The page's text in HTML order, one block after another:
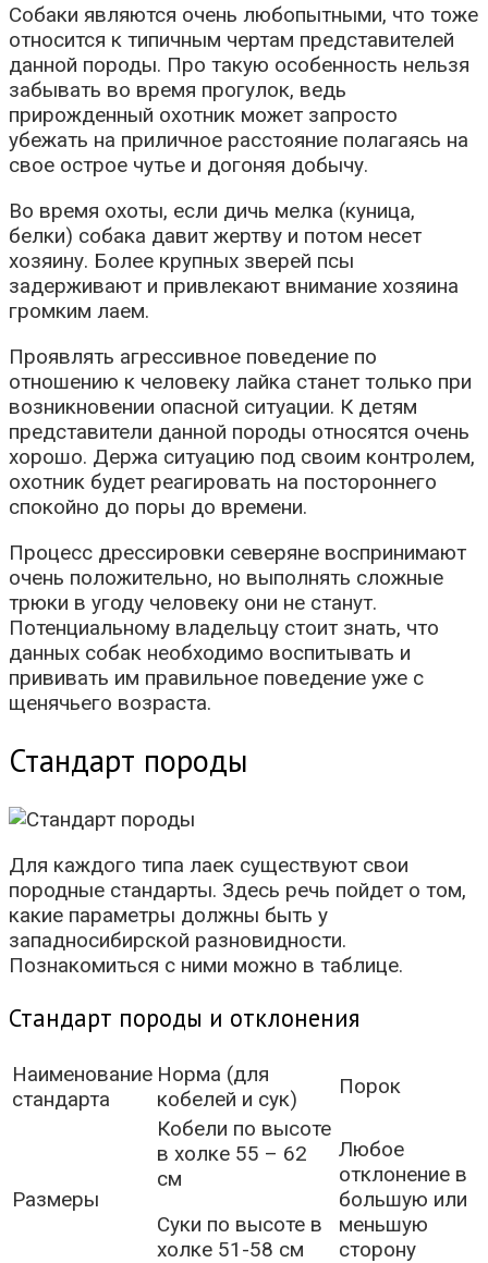
Собаки являются очень любопытными, что тоже
относится к типичным чертам представителей
данной породы. Про такую особенность нельзя
забывать во время прогулок, ведь
прирожденный охотник может запросто
убежать на приличное расстояние полагаясь на
свое острое чутье и догоняя добычу.
Во время охоты, если дичь мелка (куница,
белки) собака давит жертву и потом несет
хозяину. Более крупных зверей псы
задерживают и привлекают внимание хозяина
громким лаем.
Проявлять агрессивное поведение по
отношению к человеку лайка станет только при
возникновении опасной ситуации. К детям
представители данной породы относятся очень
хорошо. Держа ситуацию под своим контролем,
охотник будет реагировать на постороннего
спокойно до поры до времени.
Процесс дрессировки северяне воспринимают
очень положительно, но выполнять сложные
трюки в угоду человеку они не станут.
Потенциальному владельцу стоит знать, что
данных собак необходимо воспитывать и
прививать им правильное поведение уже с
щенячьего возраста.
Стандарт породы
Для каждого типа лаек существуют свои
породные стандарты. Здесь речь пойдет о том,
какие параметры должны быть у
западносибирской разновидности.
Познакомиться с ними можно в таблице.
Стандарт породы и отклонения
Наименование
стандарта
Норма (для
кобелей и сук)
Порок
Размеры
Кобели по высоте
в холке 55 – 62
см
Суки по высоте в
холке 51-58 см
Любое
отклонение в
большую или
меньшую
сторону